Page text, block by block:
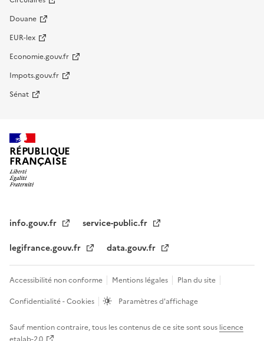
Douane
EUR-lex
Economie.gouv.fr
Impots.gouv.fr
Sénat
RÉPUBLIQUE
FRANÇAISE
info.gouv.fr
service-public.fr
legifrance.gouv.fr
data.gouv.fr
Accessibilité non conforme Mentions légales
Plan du site
Confidentialité - Cookies
Paramètres d'affichage
Sauf mention contraire, tous les contenus de ce site sont sous licence